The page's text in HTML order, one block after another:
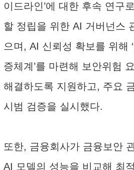
이드라인’에 대한 후속 연구
할 정립을 위한 AI 거버넌스
으며, AI 신뢰성 확보를 위해
증체계’를 마련해 보안위험
해결하도록 지원하고, 주요
시범 검증을 실시했다.
또한, 금융회사가 금융보안
AI 모델의 성능을 비교해 최